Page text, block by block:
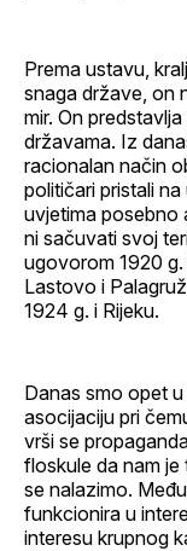
Prema ustavu,
snaga države, on
mir. On
državama. Iz
racionalan način
političari pristali
uvjetima posebno
ni sačuvati svoj
ugovorom 1920 g.
Lastovo i
1924 g. i Rijeku.
Danas smo opet
asocijaciju pri
vrši se
floskule da nam
se nalazimo.
funkcionira u
interesu krupnog